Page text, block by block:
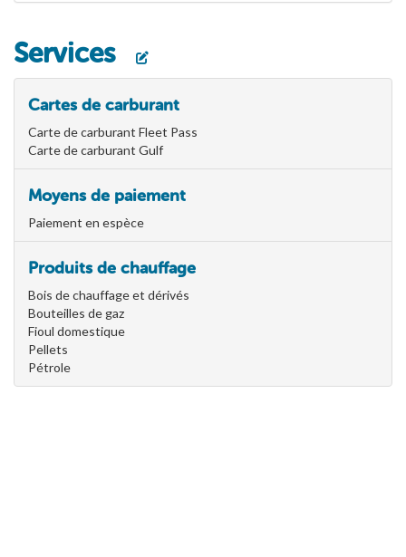
Services
Cartes de carburant
Carte de carburant Fleet Pass
Carte de carburant Gulf
Moyens de paiement
Paiement en espèce
Produits de chauffage
Bois de chauffage et dérivés
Bouteilles de gaz
Fioul domestique
Pellets
Pétrole